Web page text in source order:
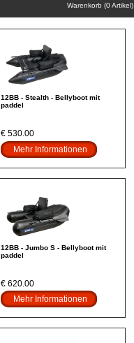
Warenkorb (0 Artikel)
12BB - Stealth - Bellyboot mit
paddel
€ 530.00
Mehr Informationen
12BB - Jumbo S - Bellyboot mit
paddel
€ 620.00
Mehr Informationen